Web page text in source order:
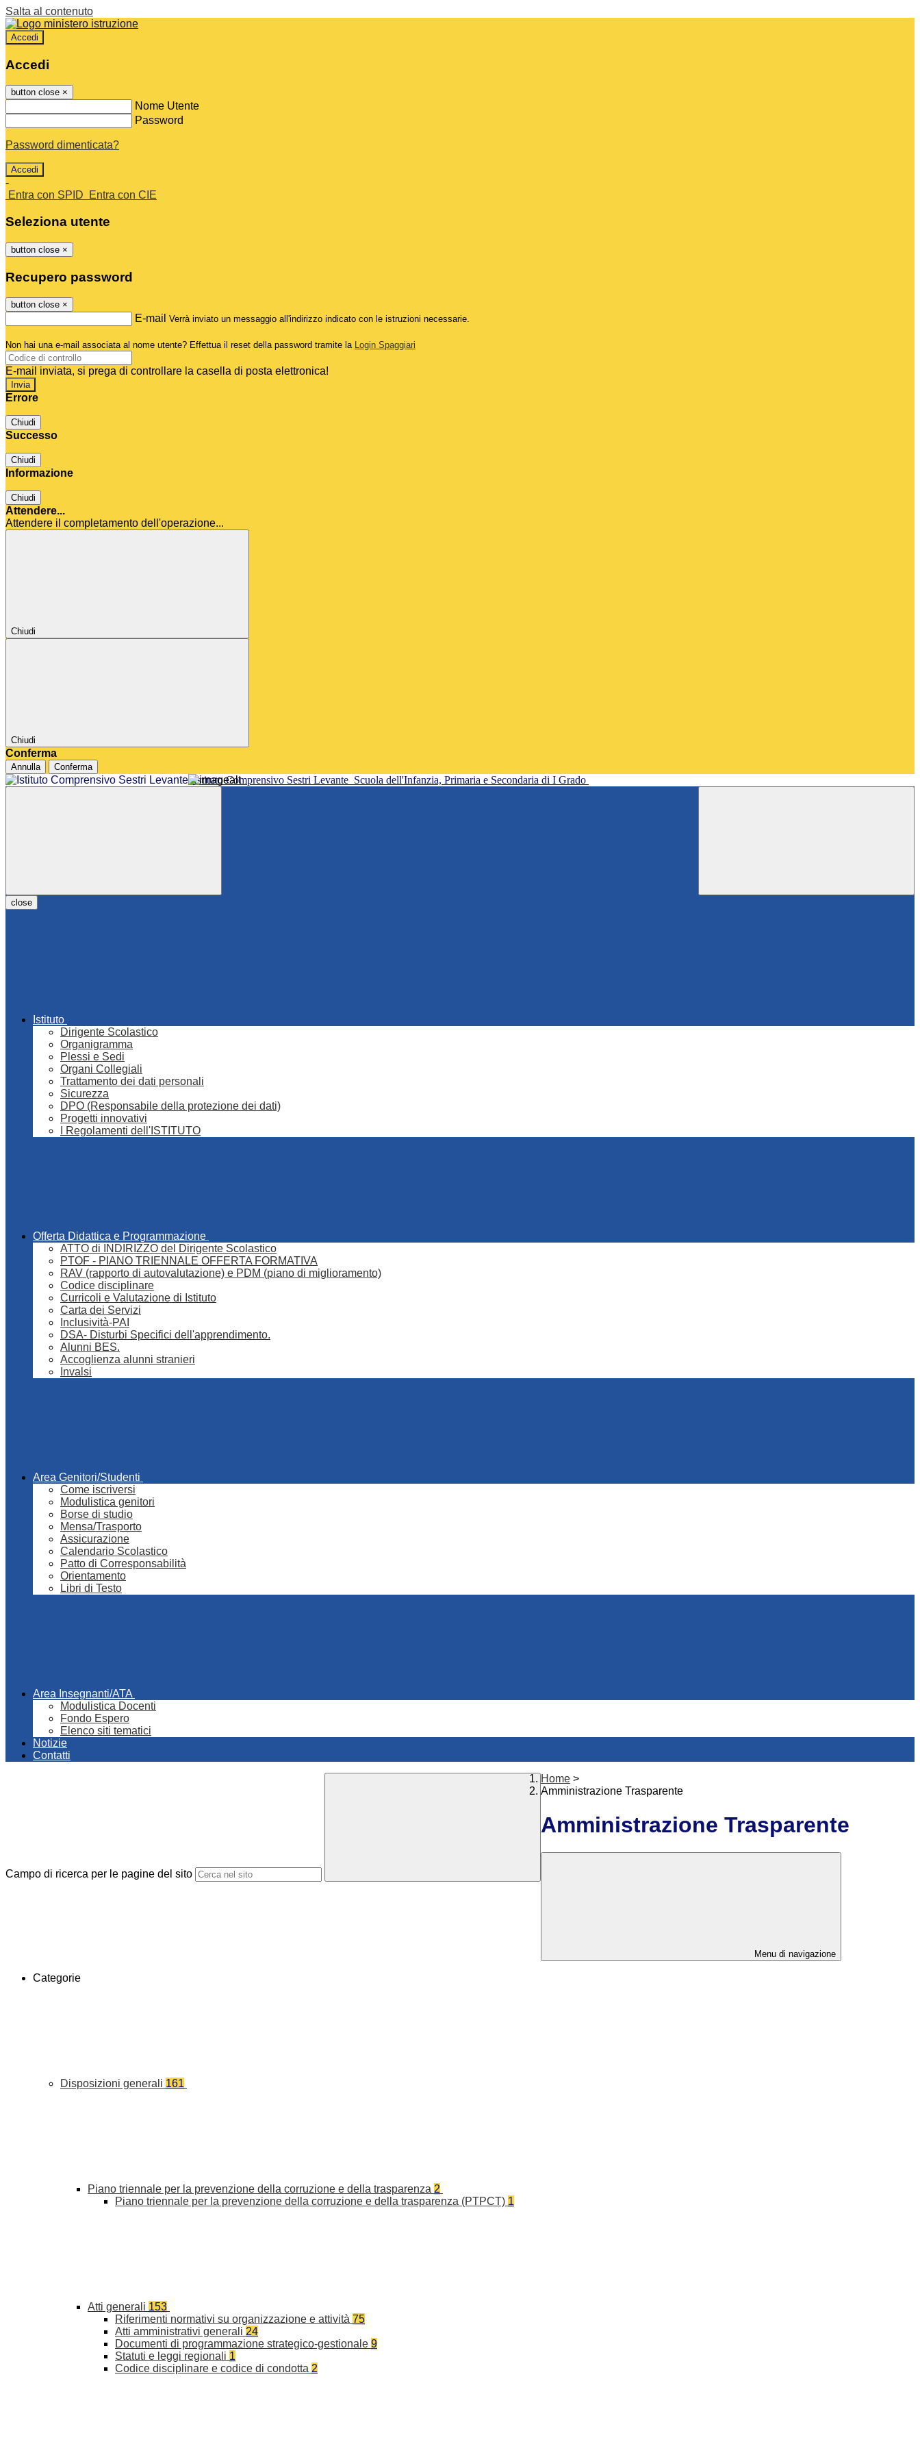
Salta al contenuto
Accedi
Accedi
button close ×
Nome Utente
Password
Password dimenticata?
-
Entra con SPID
Entra con CIE
Seleziona utente
button close ×
Recupero password
button close ×
E-mail Verrà inviato un messaggio all'indirizzo indicato con le istruzioni necessarie.
Non hai una e-mail associata al nome utente? Effettua il reset della password tramite la Login Spaggiari
E-mail inviata, si prega di controllare la casella di posta elettronica!
Errore
Chiudi
Successo
Chiudi
Informazione
Chiudi
Attendere...
Attendere il completamento dell'operazione...
Chiudi
Chiudi
Conferma
Annulla Conferma
Istituto Comprensivo Sestri Levante Scuola dell'Infanzia, Primaria e Secondaria di I Grado
close
Istituto
Dirigente Scolastico
Organigramma
Plessi e Sedi
Organi Collegiali
Trattamento dei dati personali
Sicurezza
DPO (Responsabile della protezione dei dati)
Progetti innovativi
I Regolamenti dell'ISTITUTO
Offerta Didattica e Programmazione
ATTO di INDIRIZZO del Dirigente Scolastico
PTOF - PIANO TRIENNALE OFFERTA FORMATIVA
RAV (rapporto di autovalutazione) e PDM (piano di miglioramento)
Codice disciplinare
Curricoli e Valutazione di Istituto
Carta dei Servizi
Inclusività-PAI
DSA- Disturbi Specifici dell'apprendimento.
Alunni BES.
Accoglienza alunni stranieri
Invalsi
Area Genitori/Studenti
Come iscriversi
Modulistica genitori
Borse di studio
Mensa/Trasporto
Assicurazione
Calendario Scolastico
Patto di Corresponsabilità
Orientamento
Libri di Testo
Area Insegnanti/ATA
Modulistica Docenti
Fondo Espero
Elenco siti tematici
Notizie
Contatti
Campo di ricerca per le pagine del sito
Home >
Amministrazione Trasparente
Amministrazione Trasparente
Menu di navigazione
Categorie
Disposizioni generali 161
Piano triennale per la prevenzione della corruzione e della trasparenza 2
Piano triennale per la prevenzione della corruzione e della trasparenza (PTPCT) 1
Atti generali 153
Riferimenti normativi su organizzazione e attività 75
Atti amministrativi generali 24
Documenti di programmazione strategico-gestionale 9
Statuti e leggi regionali 1
Codice disciplinare e codice di condotta 2